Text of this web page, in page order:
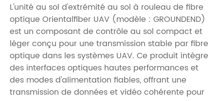
L'unité au sol d'extrémité au sol à rouleau de fibre
optique Orientalfiber UAV (modèle : GROUNDEND)
est un composant de contrôle au sol compact et
léger conçu pour une transmission stable par fibre
optique dans les systèmes UAV. Ce produit intègre
des interfaces optiques hautes performances et
des modes d'alimentation fiables, offrant une
transmission de données et vidéo cohérente pour